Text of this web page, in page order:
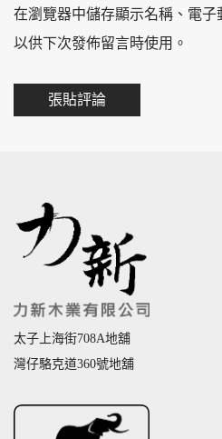
在瀏覽器中儲存顯示名稱、電子
以供下次發佈留言時使用。
太子上海街708A地舖
灣仔駱克道360號地舖